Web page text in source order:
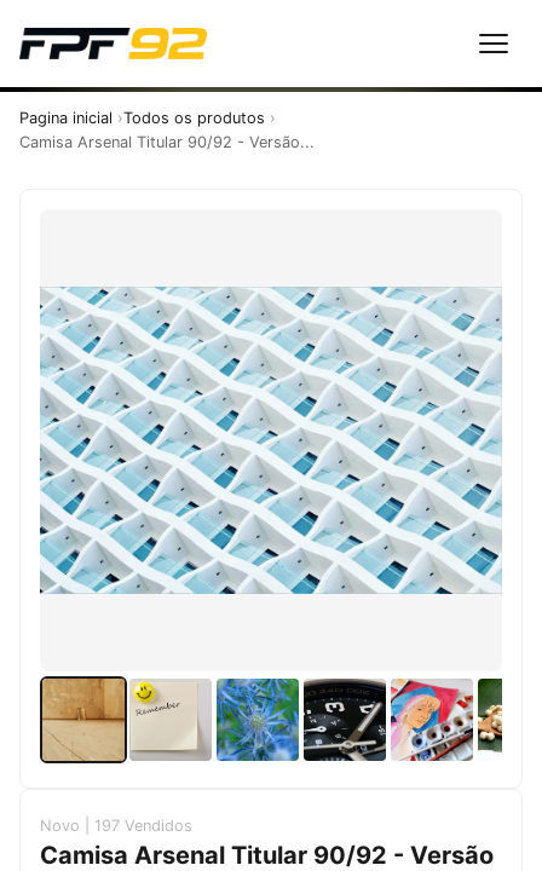
Pagina inicial
Todos os produtos
Camisa Arsenal Titular 90/92 - Versão...
Novo | 197 Vendidos
Camisa Arsenal Titular 90/92 - Versão